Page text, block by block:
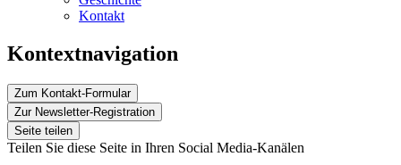
Kontakt
Kontextnavigation
Zum Kontakt-Formular
Zur Newsletter-Registration
Seite teilen
Teilen Sie diese Seite in Ihren Social Media-Kanälen